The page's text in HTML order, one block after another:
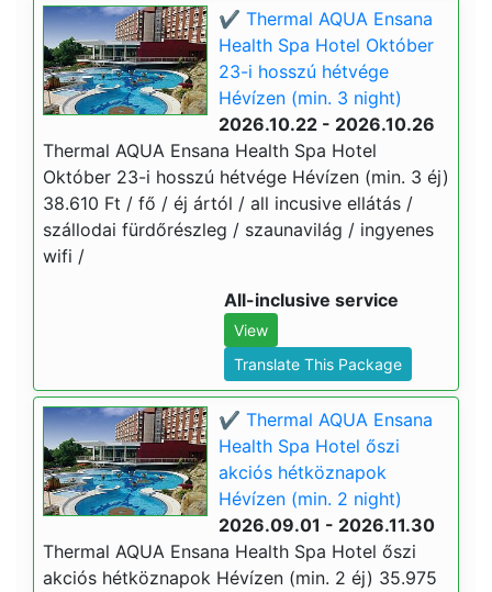
✔️ Thermal AQUA Ensana
Health Spa Hotel Október
23-i hosszú hétvége
Hévízen (min. 3 night)
2026.10.22 - 2026.10.26
Thermal AQUA Ensana Health Spa Hotel
Október 23-i hosszú hétvége Hévízen (min. 3 éj)
38.610 Ft / fő / éj ártól / all incusive ellátás /
szállodai fürdőrészleg / szaunavilág / ingyenes
wifi /
All-inclusive service
View
Translate This Package
✔️ Thermal AQUA Ensana
Health Spa Hotel őszi
akciós hétköznapok
Hévízen (min. 2 night)
2026.09.01 - 2026.11.30
Thermal AQUA Ensana Health Spa Hotel őszi
akciós hétköznapok Hévízen (min. 2 éj) 35.975